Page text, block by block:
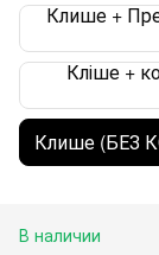
Клише +
Кліше +
Клише (БЕЗ
В наличии